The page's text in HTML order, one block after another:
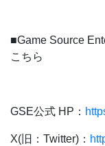
■Game Source
こちら
GSE公式 HP：
X(旧：Twitter)：